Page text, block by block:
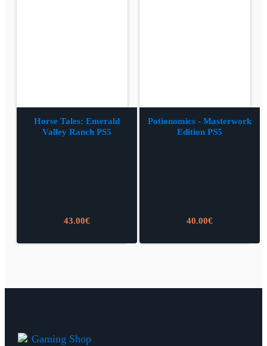
Horse Tales: Emerald
Valley Ranch PS5
43.00€
Potionomics - Masterwork
Edition PS5
40.00€